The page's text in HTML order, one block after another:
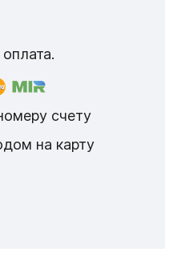
оплата.
счету
на карту